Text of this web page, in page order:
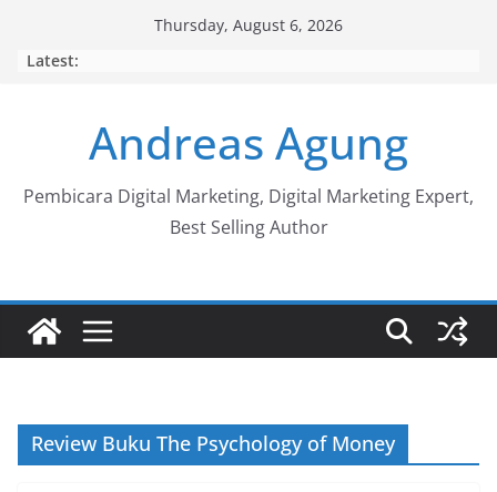
Thursday, August 6, 2026
Latest:
Andreas Agung
Pembicara Digital Marketing, Digital Marketing Expert,
Best Selling Author
Review Buku The Psychology of Money